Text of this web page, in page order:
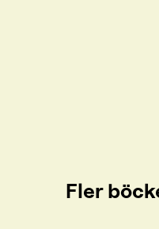
Fler